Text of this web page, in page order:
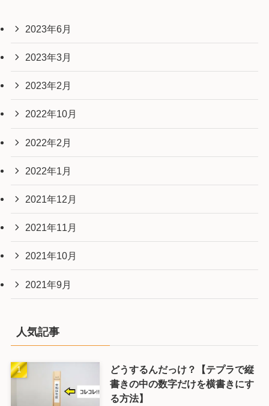
2023年6月
2023年3月
2023年2月
2022年10月
2022年2月
2022年1月
2021年12月
2021年11月
2021年10月
2021年9月
人気記事
どうするんだっけ？【テプラで縦
書きの中の数字だけを横書きにす
る方法】